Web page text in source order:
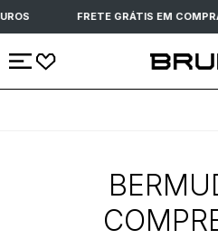
FRETE GRÁTIS EM